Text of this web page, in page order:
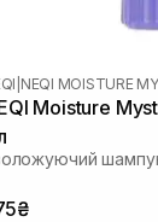
NEQI MOISTURE
Moisture